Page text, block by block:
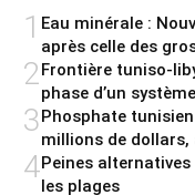
1 Eau minérale :
après celle des
2Frontière tuniso-
phase d’un
3Phosphate
millions de dollars,
4Peines
les plages